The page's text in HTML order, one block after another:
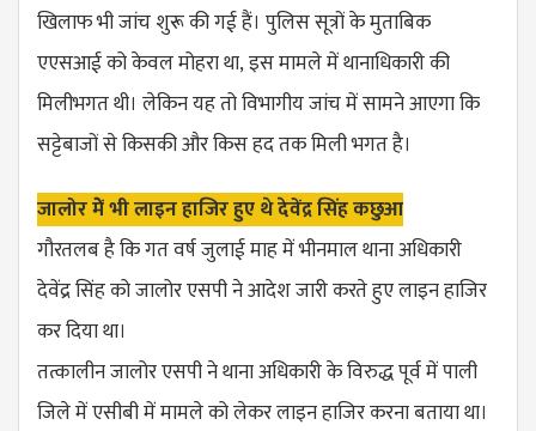
खिलाफ भी जांच शुरू की गई हैं। पुलिस सूत्रों के मुताबिक
एएसआई को केवल मोहरा था, इस मामले में थानाधिकारी की
मिलीभगत थी। लेकिन यह तो विभागीय जांच में सामने आएगा कि
सट्टेबाजों से किसकी और किस हद तक मिली भगत है।
जालोर मेें भी लाइन हाजिर हुए थे देवेंद्र सिंह कछुआ
गौरतलब है कि गत वर्ष जुलाई माह में भीनमाल थाना अधिकारी
देवेंद्र सिंह को जालोर एसपी ने आदेश जारी करते हुए लाइन हाजिर
कर दिया था।
तत्कालीन जालोर एसपी ने थाना अधिकारी के विरुद्ध पूर्व में पाली
जिले में एसीबी में मामले को लेकर लाइन हाजिर करना बताया था।